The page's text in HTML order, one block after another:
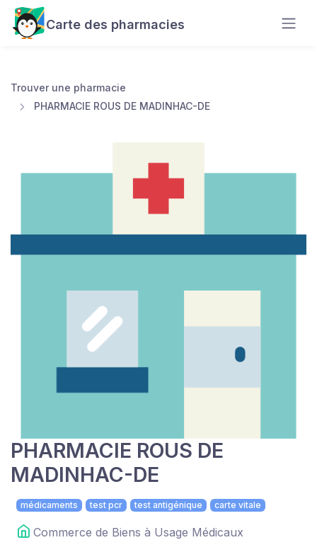
Carte des pharmacies
Trouver une pharmacie
PHARMACIE ROUS DE MADINHAC-DE
PHARMACIE ROUS DE
MADINHAC-DE
médicaments test pcr test antigénique carte vitale
Commerce de Biens à Usage Médicaux